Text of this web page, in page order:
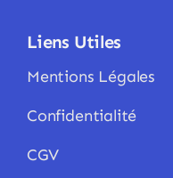
Liens Utiles
Mentions Légales
Confidentialité
CGV